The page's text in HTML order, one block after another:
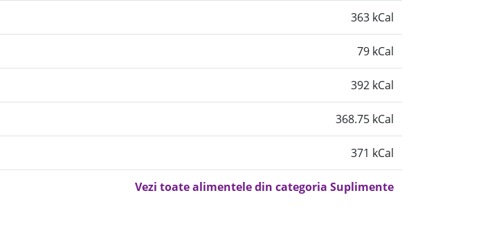
363 kCal
79 kCal
392 kCal
368.75 kCal
371 kCal
Vezi toate alimentele din categoria Suplimente